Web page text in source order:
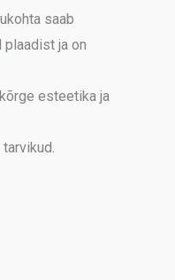
saab
ja on
esteetika ja